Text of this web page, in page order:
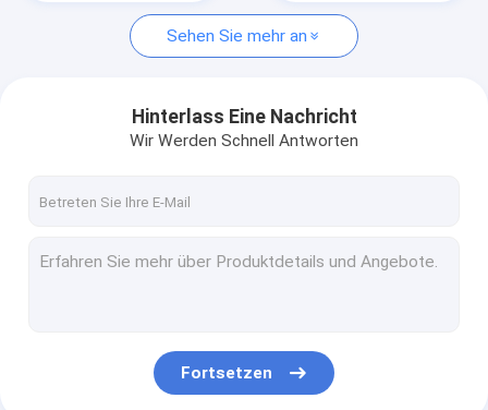
Shacman-LKW-Ersatzteile
Kipplaster
Traktor-LKW
Teile für Kraftfahrzeuggetriebe
Sehen Sie mehr an
Hinterlass Eine Nachricht
Wir Werden Schnell Antworten
Fortsetzen